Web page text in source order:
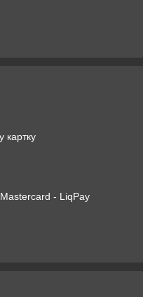
картку
- LiqPay